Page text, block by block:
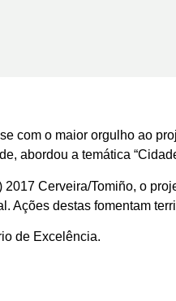
com o maior orgulho ao
abordou a temática
Cerveira/Tomiño, o
Ações destas fomentam
de Excelência.